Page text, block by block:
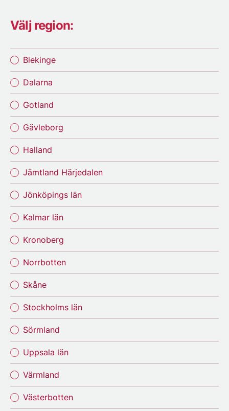
Välj region:
Blekinge
Dalarna
Gotland
Gävleborg
Halland
Jämtland Härjedalen
Jönköpings län
Kalmar län
Kronoberg
Norrbotten
Skåne
Stockholms län
Sörmland
Uppsala län
Värmland
Västerbotten